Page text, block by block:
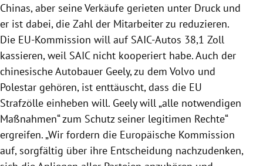
Chinas, aber seine Verkäufe gerieten unter Druck und
er ist dabei, die Zahl der Mitarbeiter zu reduzieren.
Die EU-Kommission will auf SAIC-Autos 38,1 Zoll
kassieren, weil SAIC nicht kooperiert habe. Auch der
chinesische Autobauer Geely, zu dem Volvo und
Polestar gehören, ist enttäuscht, dass die EU
Strafzölle einheben will. Geely will „alle notwendigen
Maßnahmen“ zum Schutz seiner legitimen Rechte“
ergreifen. „Wir fordern die Europäische Kommission
auf, sorgfältig über ihre Entscheidung nachzudenken,